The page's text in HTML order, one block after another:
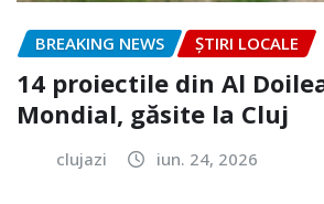
BREAKING NEWS ȘTIRI LOCALE
14 proiectile din Al
Mondial, găsite la Cluj
clujazi iun. 24, 2026